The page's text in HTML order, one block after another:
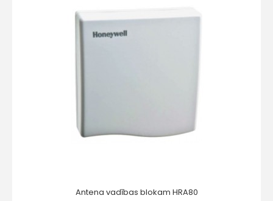
Antena vadības blokam HRA80